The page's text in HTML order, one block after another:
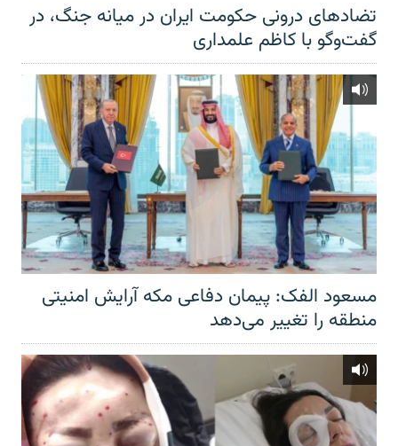
تضادهای درونی حکومت ایران در میانه جنگ، در
گفت‌‌وگو با کاظم علمداری
مسعود الفک: پیمان دفاعی مکه آرایش امنیتی
منطقه را تغییر می‌دهد